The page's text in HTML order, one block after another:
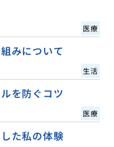
医療
みについて
生活
を防ぐコツ
医療
た私の体験